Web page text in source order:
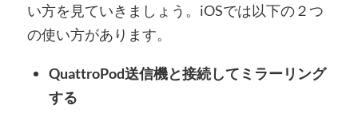
い方を見ていきましょう。iOSでは以下の２つ
の使い方があります。
QuattroPod送信機と接続してミラーリング
する